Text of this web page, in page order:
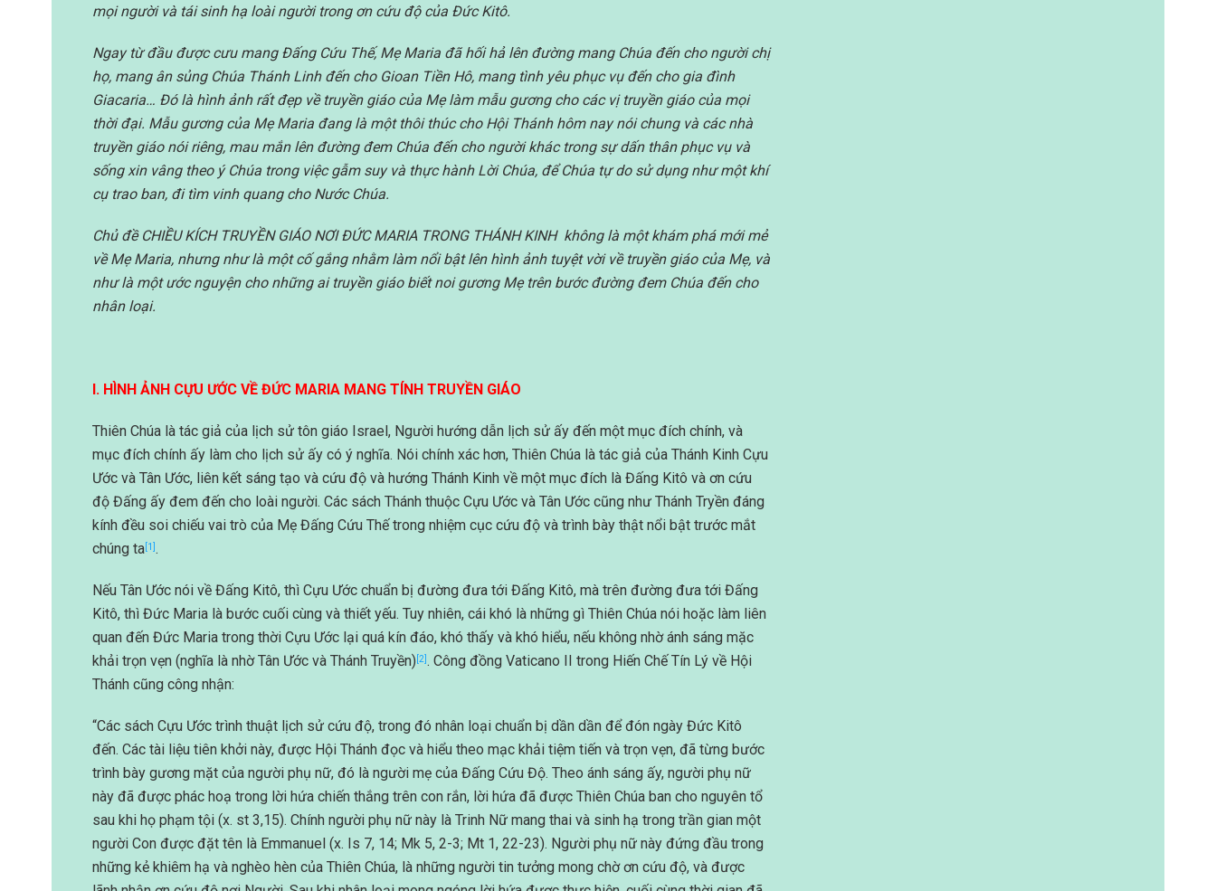
mọi người và tái sinh hạ loài người trong ơn cứu độ của Đức Kitô.
Ngay từ đầu được cưu mang Đấng Cứu Thế, Mẹ Maria đã hối hả lên đường mang Chúa đến cho người chị
họ, mang ân sủng Chúa Thánh Linh đến cho Gioan Tiền Hô, mang tình yêu phục vụ đến cho gia đình
Giacaria… Đó là hình ảnh rất đẹp về truyền giáo của Mẹ làm mẫu gương cho các vị truyền giáo của mọi
thời đại. Mẫu gương của Mẹ Maria đang là một thôi thúc cho Hội Thánh hôm nay nói chung và các nhà
truyền giáo nói riêng, mau mắn lên đường đem Chúa đến cho người khác trong sự dấn thân phục vụ và
sống xin vâng theo ý Chúa trong việc gẫm suy và thực hành Lời Chúa, để Chúa tự do sử dụng như một khí
cụ trao ban, đi tìm vinh quang cho Nước Chúa.
Chủ đề CHIỀU KÍCH TRUYỀN GIÁO NƠI ĐỨC MARIA TRONG THÁNH KINH không là một khám phá mới mẻ
về Mẹ Maria, nhưng như là một cố gắng nhằm làm nổi bật lên hình ảnh tuyệt vời về truyền giáo của Mẹ, và
như là một ước nguyện cho những ai truyền giáo biết noi gương Mẹ trên bước đường đem Chúa đến cho
nhân loại.
I. HÌNH ẢNH CỰU ƯỚC VỀ ĐỨC MARIA MANG TÍNH TRUYỀN GIÁO
Thiên Chúa là tác giả của lịch sử tôn giáo Israel, Người hướng dẫn lịch sử ấy đến một mục đích chính, và
mục đích chính ấy làm cho lịch sử ấy có ý nghĩa. Nói chính xác hơn, Thiên Chúa là tác giả của Thánh Kinh Cựu
Ước và Tân Ước, liên kết sáng tạo và cứu độ và hướng Thánh Kinh về một mục đích là Đấng Kitô và ơn cứu
độ Đấng ấy đem đến cho loài người. Các sách Thánh thuộc Cựu Ước và Tân Ước cũng như Thánh Tryền đáng
kính đều soi chiếu vai trò của Mẹ Đấng Cứu Thế trong nhiệm cục cứu độ và trình bày thật nổi bật trước mắt
chúng ta [1] .
Nếu Tân Ước nói về Đấng Kitô, thì Cựu Ước chuẩn bị đường đưa tới Đấng Kitô, mà trên đường đưa tới Đấng
Kitô, thì Đức Maria là bước cuối cùng và thiết yếu. Tuy nhiên, cái khó là những gì Thiên Chúa nói hoặc làm liên
quan đến Đức Maria trong thời Cựu Ước lại quá kín đáo, khó thấy và khó hiểu, nếu không nhờ ánh sáng mặc
khải trọn vẹn (nghĩa là nhờ Tân Ước và Thánh Truyền) [2] . Công đồng Vaticano II trong Hiến Chế Tín Lý về Hội
Thánh cũng công nhận:
“Các sách Cựu Ước trình thuật lịch sử cứu độ, trong đó nhân loại chuẩn bị dần dần để đón ngày Đức Kitô
đến. Các tài liệu tiên khởi này, được Hội Thánh đọc và hiểu theo mạc khải tiệm tiến và trọn vẹn, đã từng bước
trình bày gương mặt của người phụ nữ, đó là người mẹ của Đấng Cứu Độ. Theo ánh sáng ấy, người phụ nữ
này đã được phác hoạ trong lời hứa chiến thắng trên con rắn, lời hứa đã được Thiên Chúa ban cho nguyên tổ
sau khi họ phạm tội (x. st 3,15). Chính người phụ nữ này là Trinh Nữ mang thai và sinh hạ trong trần gian một
người Con được đặt tên là Emmanuel (x. Is 7, 14; Mk 5, 2-3; Mt 1, 22-23). Người phụ nữ này đứng đầu trong
những kẻ khiêm hạ và nghèo hèn của Thiên Chúa, là những người tin tưởng mong chờ ơn cứu độ, và được